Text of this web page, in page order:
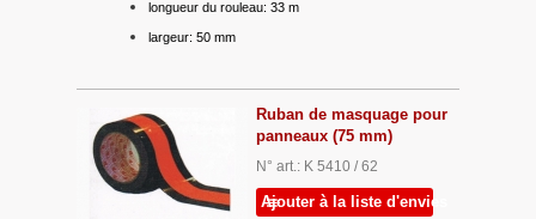
longueur du rouleau: 33 m
largeur: 50 mm
Ruban de masquage pour
panneaux (75 mm)
N° art.: K 5410 / 62
Ajouter à la liste d'envies